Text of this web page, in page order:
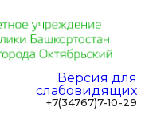
Версия для
слабовидящих
+7(34767)7-10-29